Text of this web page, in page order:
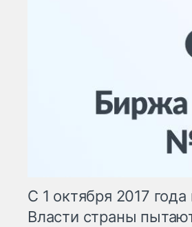
С 1 октября 2017
Власти страны